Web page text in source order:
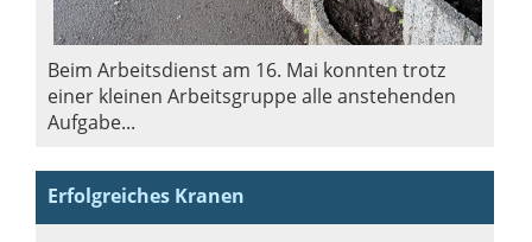
Beim Arbeitsdienst am 16. Mai konnten trotz
einer kleinen Arbeitsgruppe alle anstehenden
Aufgabe...
Erfolgreiches Kranen